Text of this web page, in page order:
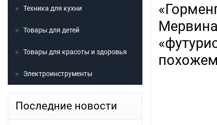
Техника для кухни
Товары для детей
Товары для красоты и здоровья
Электроинструменты
Последние новости